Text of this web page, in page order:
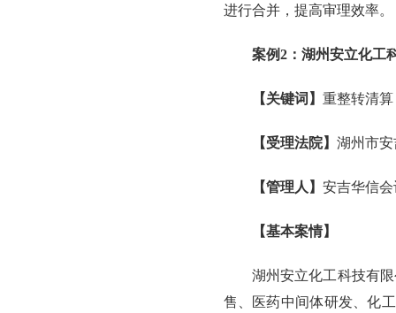
进行合并，提高审理效率。
案例2：湖州安立化工
【关键词】 重整转清
【受理法院】 湖州市
【管理人】 安吉华信
【基本案情】
湖州安立化工科技有
售、医药中间体研发、化